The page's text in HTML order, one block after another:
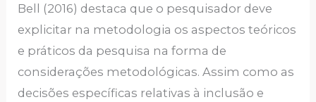
Bell (2016) destaca que o pesquisador deve
explicitar na metodologia os aspectos teóricos
e práticos da pesquisa na forma de
considerações metodológicas. Assim como as
decisões específicas relativas à inclusão e